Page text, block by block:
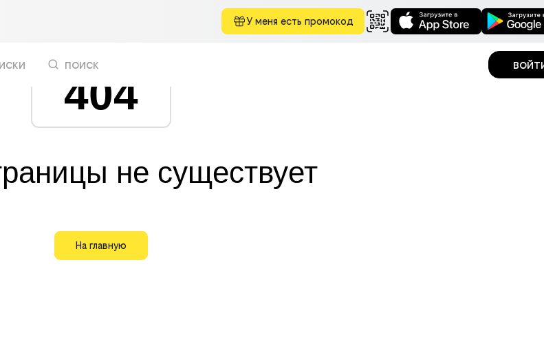
У меня есть промокод
поиск
404
не существует
На главную